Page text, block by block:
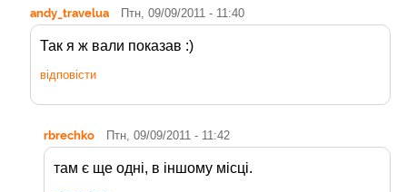
andy_travelua Птн, 09/09/2011 - 11:40
Так я ж вали показав :)
відповісти
rbrechko Птн, 09/09/2011 - 11:42
там є ще одні, в іншому місці.